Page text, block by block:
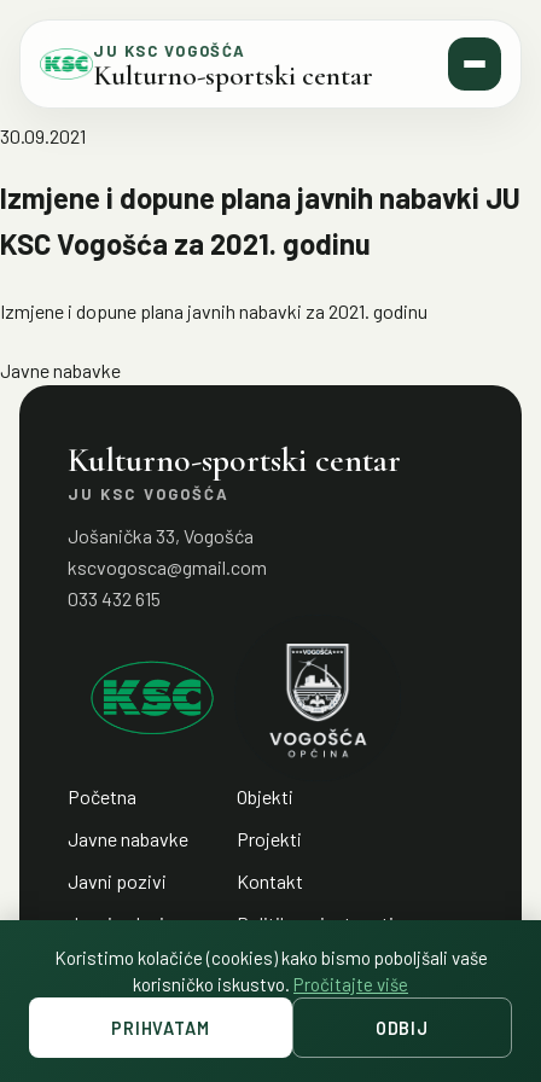
JU KSC VOGOŠĆA
Kulturno-sportski centar
30.09.2021
Izmjene i dopune plana javnih nabavki JU
KSC Vogošća za 2021. godinu
Izmjene i dopune plana javnih nabavki za 2021. godinu
Javne nabavke
Kulturno-sportski centar
JU KSC VOGOŠĆA
Jošanička 33, Vogošća
kscvogosca@gmail.com
033 432 615
Početna
Javne nabavke
Javni pozivi
Javni oglasi
Objekti
Projekti
Kontakt
Politika privatnosti
Koristimo kolačiće (cookies) kako bismo poboljšali vaše
korisničko iskustvo. Pročitajte više
PRIHVATAM ODBIJ